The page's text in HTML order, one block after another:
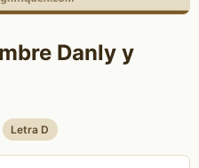
Danly y
Letra D